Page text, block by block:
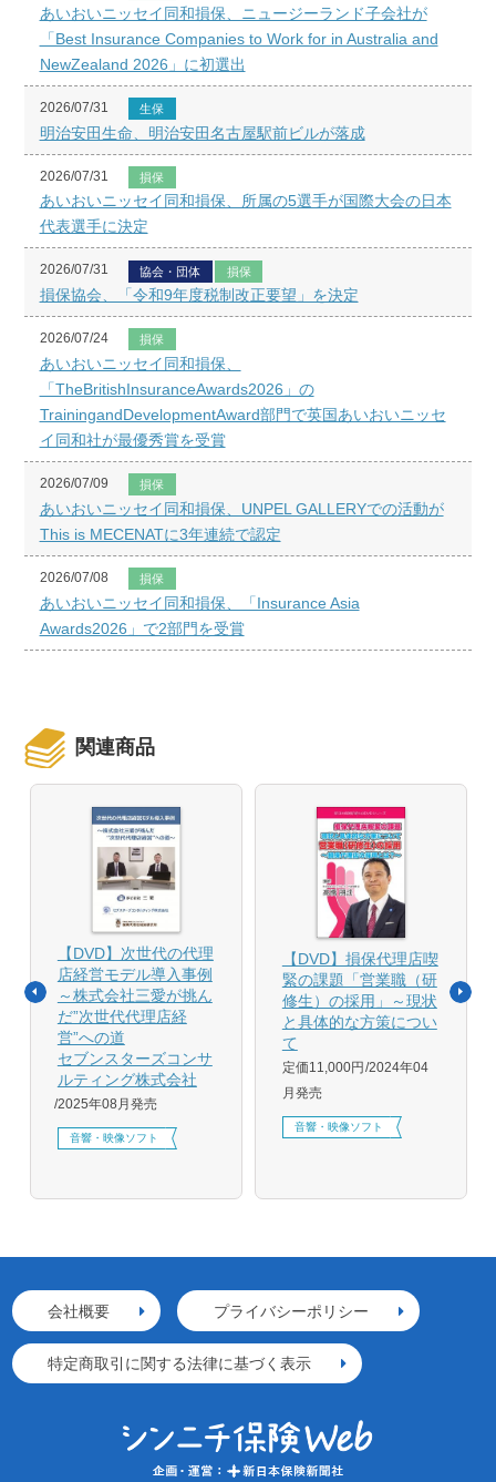
あいおいニッセイ同和損保、ニュージーランド子会社が
「Best Insurance Companies to Work for in Australia and
NewZealand 2026」に初選出
2026/07/31 生保
明治安田生命、明治安田名古屋駅前ビルが落成
2026/07/31 損保
あいおいニッセイ同和損保、所属の5選手が国際大会の日本
代表選手に決定
2026/07/31 協会・団体 損保
損保協会、「令和9年度税制改正要望」を決定
2026/07/24 損保
あいおいニッセイ同和損保、
「TheBritishInsuranceAwards2026」の
TrainingandDevelopmentAward部門で英国あいおいニッセ
イ同和社が最優秀賞を受賞
2026/07/09 損保
あいおいニッセイ同和損保、UNPEL GALLERYでの活動が
This is MECENATに3年連続で認定
2026/07/08 損保
あいおいニッセイ同和損保、「Insurance Asia
Awards2026」で2部門を受賞
関連商品
【DVD】次世代の代理
店経営モデル導入事例
～株式会社三愛が挑ん
だ”次世代代理店経
営”への道
セブンスターズコンサ
ルティング株式会社
2025年08月発売
音響・映像ソフト
【DVD】損保代理店喫
緊の課題「営業職（研
修生）の採用」～現状
と具体的な方策につい
て
定価11,000円 2024年04
月発売
音響・映像ソフト
会社概要 プライバシーポリシー
特定商取引に関する法律に基づく表示